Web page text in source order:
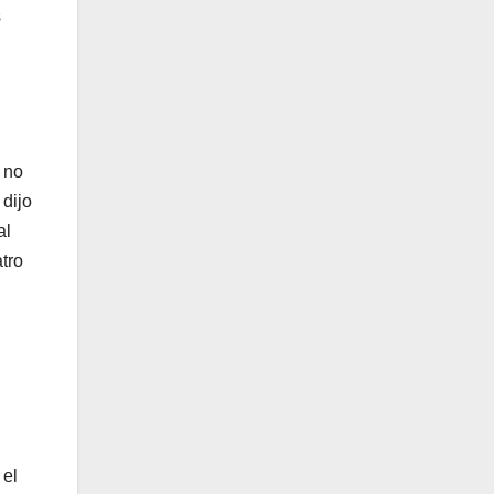
no
dijo